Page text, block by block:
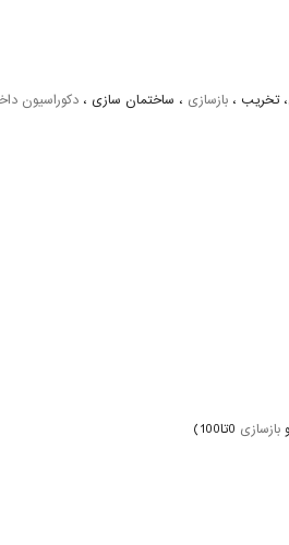
تخریب ، بازسازی ، ساختمان سازی ، دکوراسیون
بازسازی